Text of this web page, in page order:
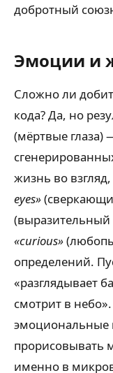
добротный
Эмоции и
Сложно ли
кода? Да, но
(мёртвые глаза)
жизнь во
eyes»
(выразительный
«curious»
определений.
«разглядывает
смотрит в
эмоциональные
прорисовывать
именно в